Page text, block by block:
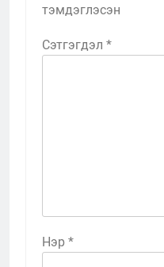
тэмдэглэсэн
Сэтгэгдэл *
Нэр *